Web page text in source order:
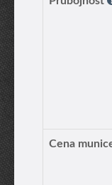
Cena